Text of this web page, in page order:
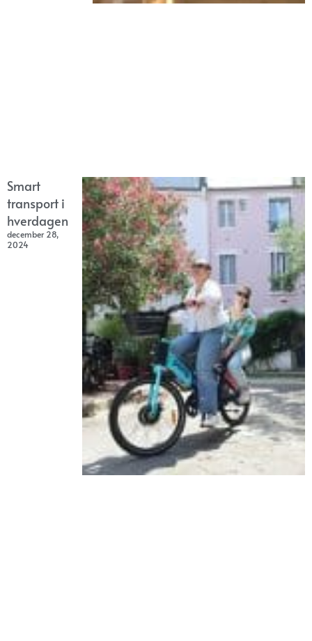
Smart
transport i
hverdagen
december 28,
2024